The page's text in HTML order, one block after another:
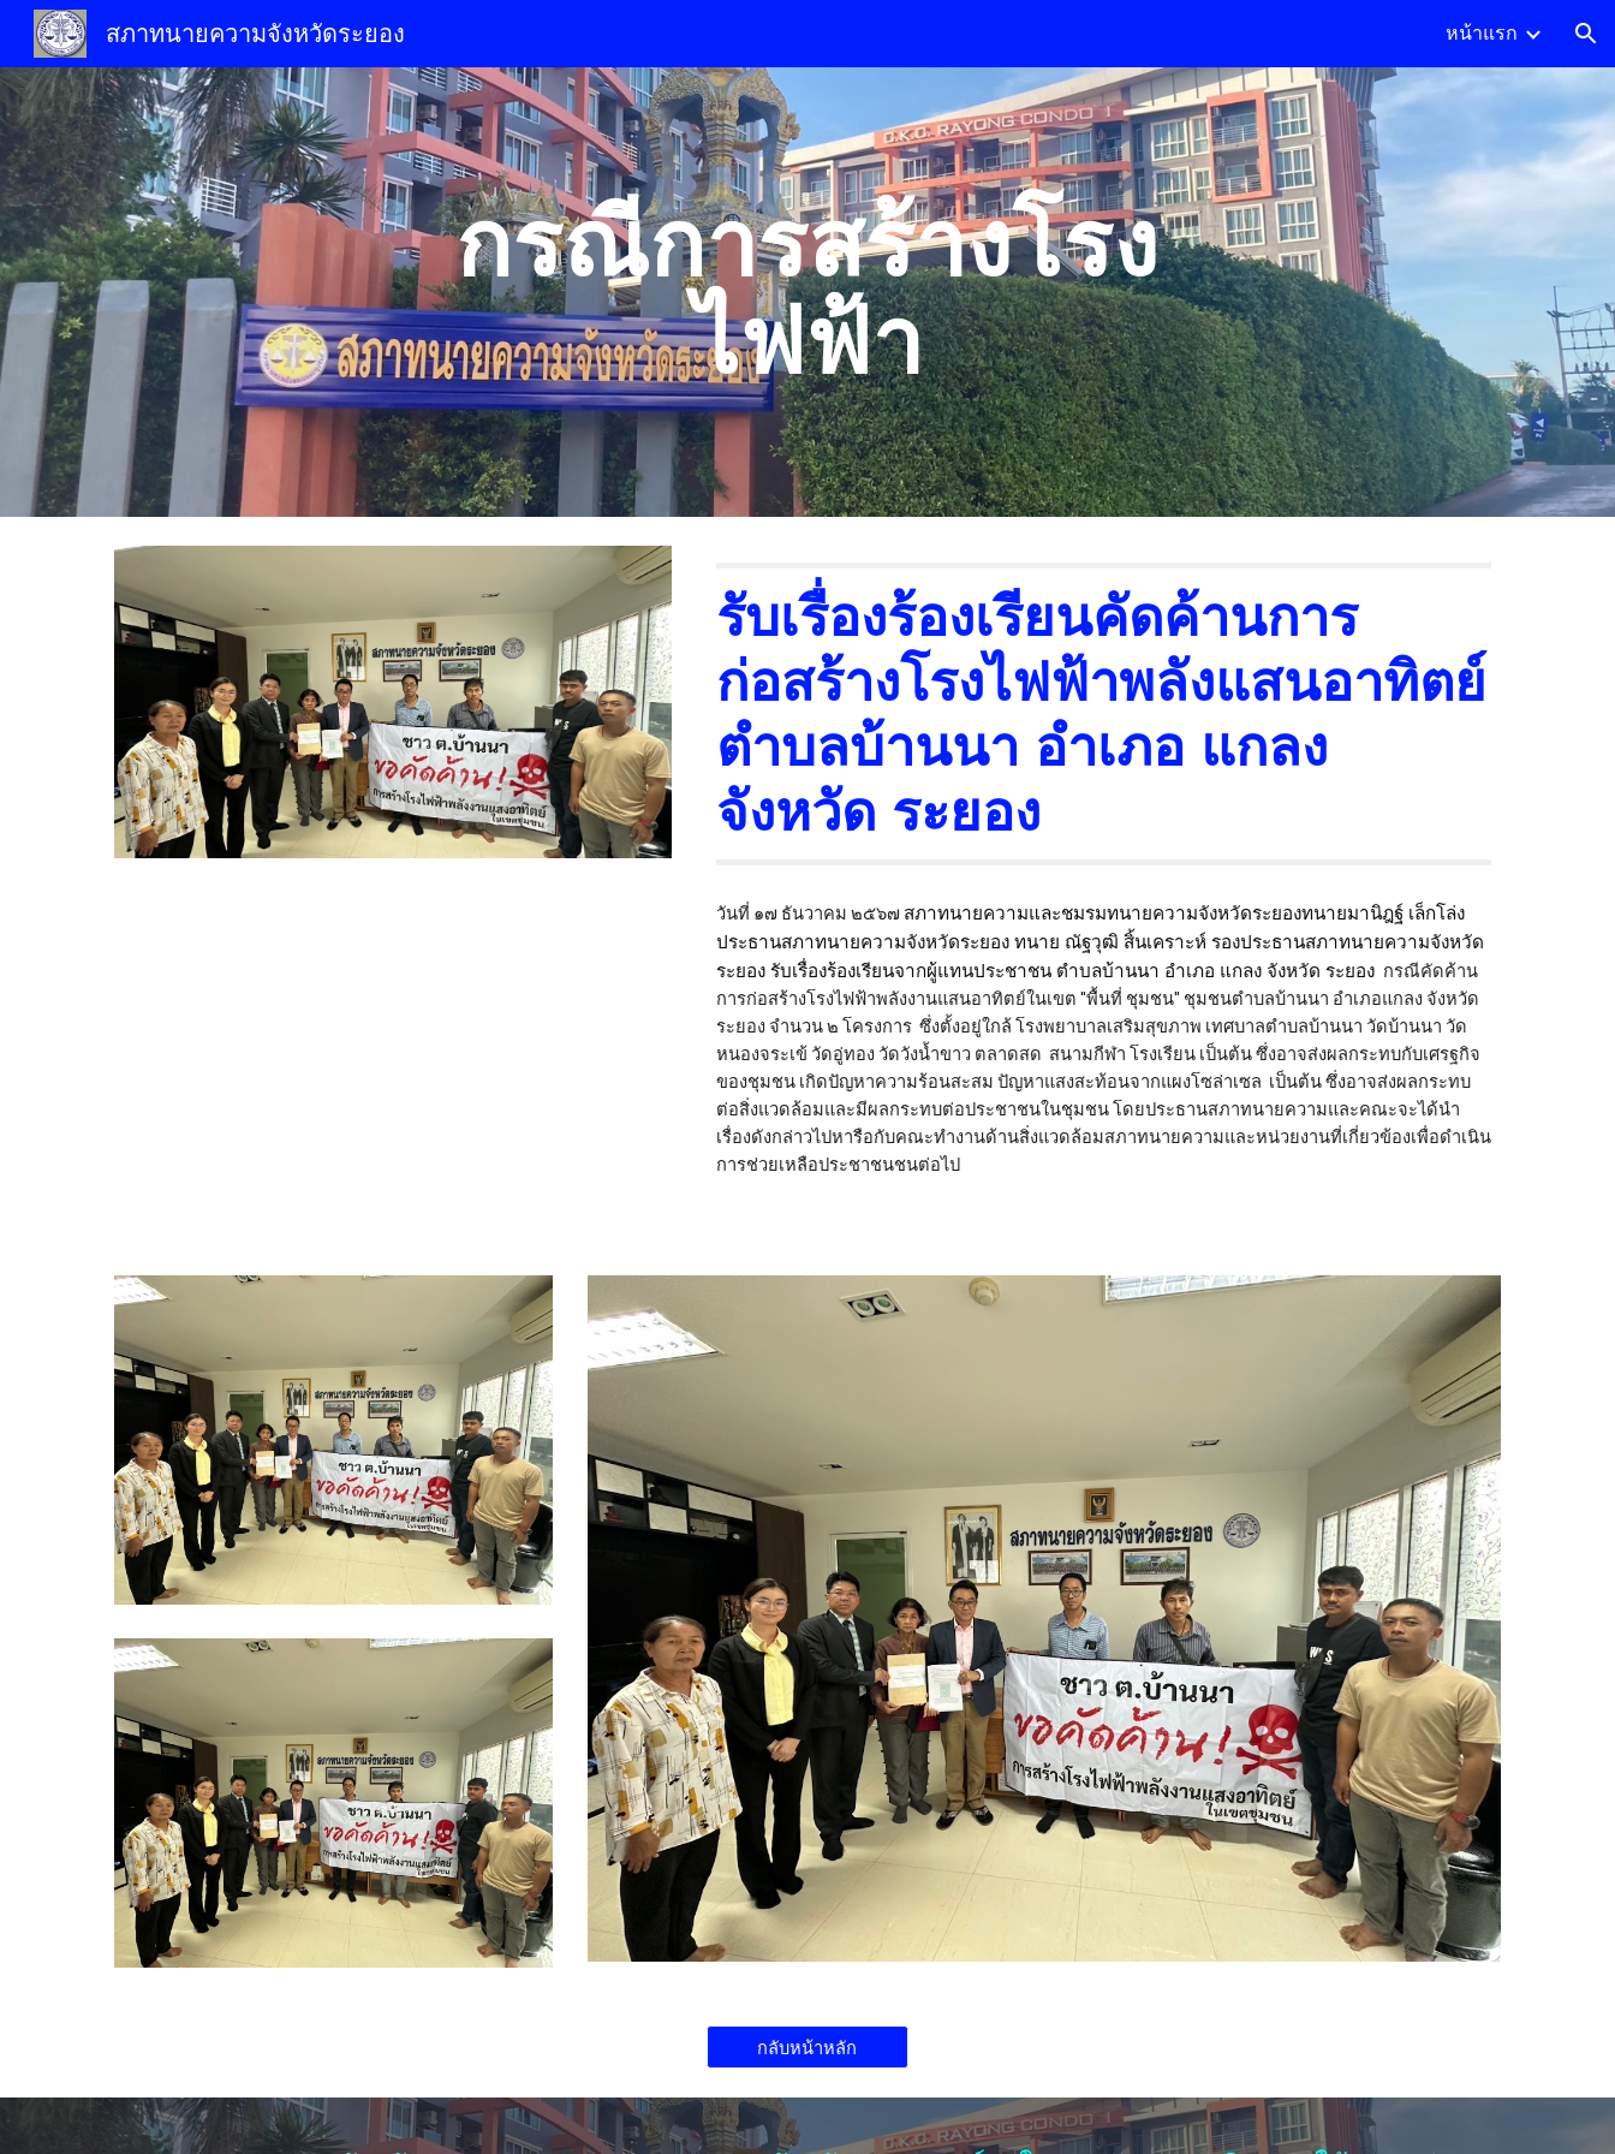
สภาทนายความจังหวัดระยอง หน้าแรก
กรณีการสร้างโรง
ไฟฟ้า
รับเรื่องร้องเรียนคัดค้านการ
ก่อสร้างโรงไฟฟ้าพลังแสนอาทิตย์
ตำบลบ้านนา อำเภอ แกลง
จังหวัด ระยอง
วันที่ ๑๗ ธันวาคม ๒๕๖๗ สภาทนายความและชมรมทนายความจังหวัดระยองทนายมานิฎฐ์ เล็กโล่ง
ประธานสภาทนายความจังหวัดระยอง ทนาย ณัฐวุฒิ สิ้นเคราะห์ รองประธานสภาทนายความจังหวัด
ระยอง รับเรื่องร้องเรียนจากผู้แทนประชาชน ตำบลบ้านนา อำเภอ แกลง จังหวัด ระยอง กรณีคัดค้าน
การก่อสร้างโรงไฟฟ้าพลังงานแสนอาทิตย์ในเขต "พื้นที่ ชุมชน" ชุมชนตำบลบ้านนา อำเภอแกลง จังหวัด
ระยอง จำนวน ๒ โครงการ ซึ่งตั้งอยู่ใกล้ โรงพยาบาลเสริมสุขภาพ เทศบาลตำบลบ้านนา วัดบ้านนา วัด
หนองจระเข้ วัดอู่ทอง วัดวังน้ำขาว ตลาดสด สนามกีฬา โรงเรียน เป็นต้น ซึ่งอาจส่งผลกระทบกับเศรฐกิจ
ของชุมชน เกิดปัญหาความร้อนสะสม ปัญหาแสงสะท้อนจากแผงโซล่าเซล เป็นต้น ซึ่งอาจส่งผลกระทบ
ต่อสิ่งแวดล้อมและมีผลกระทบต่อประชาชนในชุมชน โดยประธานสภาทนายความและคณะจะได้นำ
เรื่องดังกล่าวไปหารือกับคณะทำงานด้านสิ่งแวดล้อมสภาทนายความและหน่วยงานที่เกี่ยวข้องเพื่อดำเนิน
การช่วยเหลือประชาชนชนต่อไป
กลับหน้าหลัก